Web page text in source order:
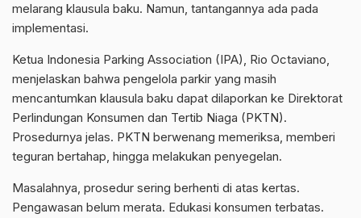
melarang klausula baku. Namun, tantangannya ada pada
implementasi.
Ketua Indonesia Parking Association (IPA), Rio Octaviano,
menjelaskan bahwa pengelola parkir yang masih
mencantumkan klausula baku dapat dilaporkan ke Direktorat
Perlindungan Konsumen dan Tertib Niaga (PKTN).
Prosedurnya jelas. PKTN berwenang memeriksa, memberi
teguran bertahap, hingga melakukan penyegelan.
Masalahnya, prosedur sering berhenti di atas kertas.
Pengawasan belum merata. Edukasi konsumen terbatas.